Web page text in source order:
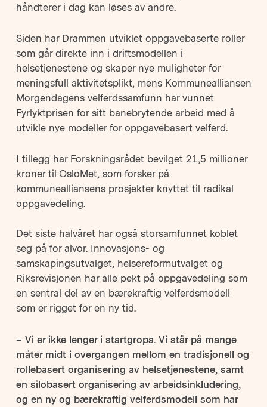
håndterer i dag kan løses av andre.
Siden har Drammen utviklet oppgavebaserte roller
som går direkte inn i driftsmodellen i
helsetjenestene og skaper nye muligheter for
meningsfull aktivitetsplikt, mens Kommunealliansen
Morgendagens velferdssamfunn har vunnet
Fyrlyktprisen for sitt banebrytende arbeid med å
utvikle nye modeller for oppgavebasert velferd.
I tillegg har Forskningsrådet bevilget 21,5 millioner
kroner til OsloMet, som forsker på
kommunealliansens prosjekter knyttet til radikal
oppgavedeling.
Det siste halvåret har også storsamfunnet koblet
seg på for alvor. Innovasjons- og
samskapingsutvalget, helsereformutvalget og
Riksrevisjonen har alle pekt på oppgavedeling som
en sentral del av en bærekraftig velferdsmodell
som er rigget for en ny tid.
– Vi er ikke lenger i startgropa. Vi står på mange
måter midt i overgangen mellom en tradisjonell og
rollebasert organisering av helsetjenestene, samt
en silobasert organisering av arbeidsinkludering,
og en ny og bærekraftig velferdsmodell som har